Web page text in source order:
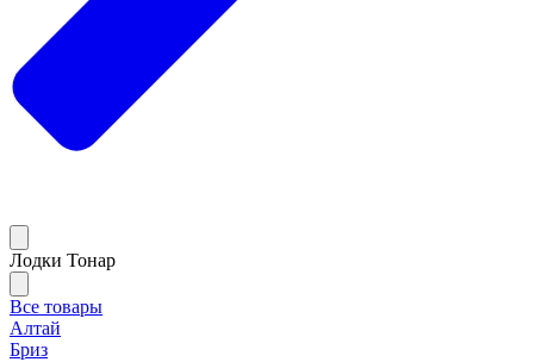
Лодки Тонар
Все товары
Алтай
Бриз